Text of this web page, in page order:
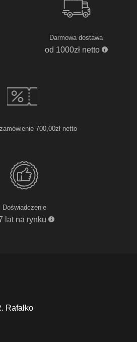
Darmowa dostawa
od 1000zł netto
700,00zł netto
Doświadczenie
lat na rynku
Rafałko